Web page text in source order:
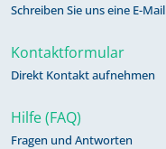
Schreiben Sie uns eine E-Mail
Kontaktformular
Direkt Kontakt aufnehmen
Hilfe (FAQ)
Fragen und Antworten